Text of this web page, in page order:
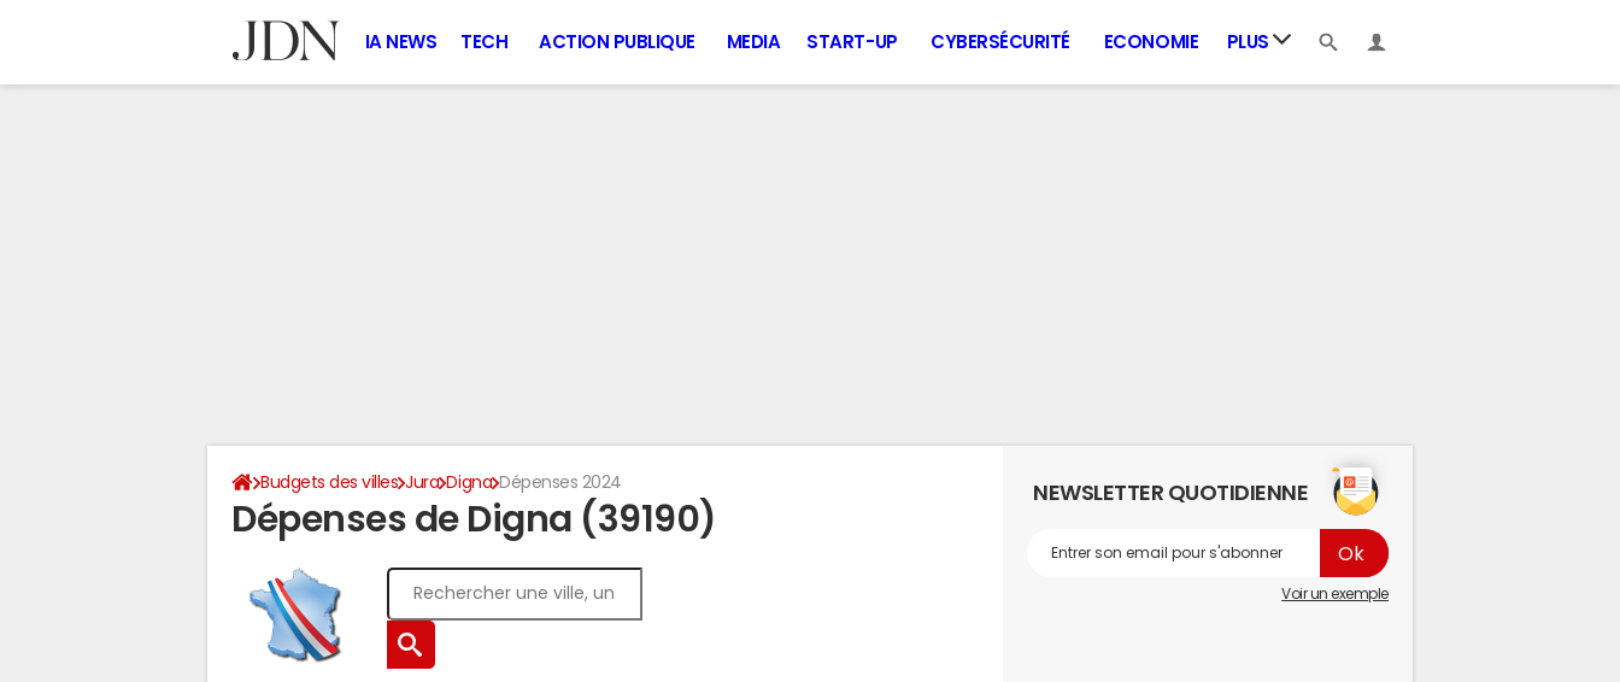
IA NEWS TECH ACTION PUBLIQUE MEDIA START-UP CYBERSÉCURITÉ ECONOMIE PLUS
Budgets des villes Jura Digna Dépenses 2024
Dépenses de Digna (39190)
NEWSLETTER QUOTIDIENNE
Voir un exemple